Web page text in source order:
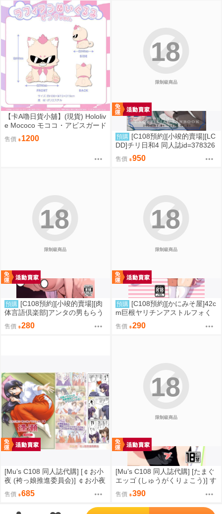
【卡A嚕日貨小舖】(現貨) Hololiv
e Mococo モココ・アビスガード
誕生日記念2024 ラフィアンぬい
ぐるみ ピンクver. 布偶
售價 1200
限制級商品
18
預購 [C108預約][小竣的賣場][LC
DD]チリ日和4 同人誌id=378326
售價 950
限制級商品
18
預購 [C108預約][小竣的賣場][肉
体言語倶楽部]アンタの男もらう
わよ 同人誌id=3768124
售價 280
限制級商品
18
預購 [C108預約][かにみそ屋]42c
m巨根ヤリチンアストルフォく
ん男の娘コスプレイヤーがコス
プレイヤーとパコる本 FGO 同
售價 290
[Mu’s C108 同人誌代購] [￠お小
夜 (袴っ娘推進委員会)] ￠お小夜
の袴っ娘イラスト集18「逢瀬 -O
use-」 (灰姑娘女孩、艦隊收藏、
售價 685
限制級商品
18
[Mu’s C108 同人誌代購] [たまぐ
エッゴ (しゅうがくりょこう)] す
みれとイチャラブえっち (LoveLi
ve! Superstar!!)
售價 390